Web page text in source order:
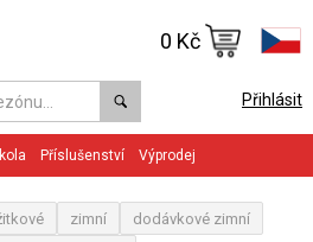
Přihlásit
0 Kč
Příslušenství Výprodej
zimní
dodávkové zimní